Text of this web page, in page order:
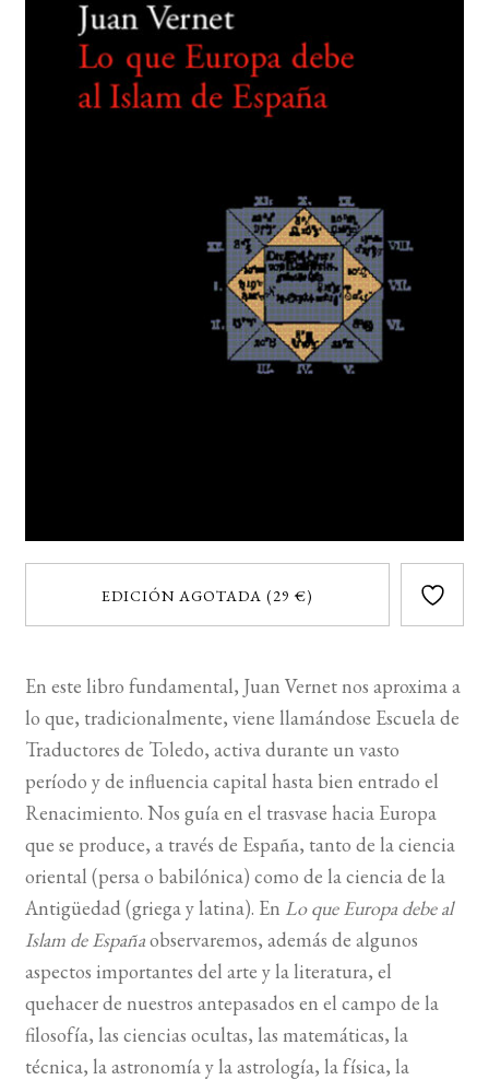
BUSCAR
LISTA DE LIBROS
EDICIÓN AGOTADA (29 €)
En este libro fundamental, Juan Vernet nos aproxima a
lo que, tradicionalmente, viene llamándose Escuela de
Traductores de Toledo, activa durante un vasto
período y de influencia capital hasta bien entrado el
Renacimiento. Nos guía en el trasvase hacia Europa
que se produce, a través de España, tanto de la ciencia
oriental (persa o babilónica) como de la ciencia de la
Antigüedad (griega y latina). En Lo que Europa debe al
Islam de Españaobservaremos, además de algunos
aspectos importantes del arte y la literatura, el
quehacer de nuestros antepasados en el campo de la
filosofía, las ciencias ocultas, las matemáticas, la
técnica, la astronomía y la astrología, la física, la